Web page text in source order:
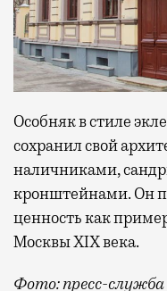
Особняк в стиле
сохранил свой
наличниками,
кронштейнами. Он
ценность как
Москвы XIX века.
Фото: пресс-